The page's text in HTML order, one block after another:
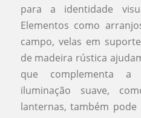
para a identidade
Elementos como
campo, velas em
de madeira rústica
que complementa a
iluminação suave,
lanternas, também